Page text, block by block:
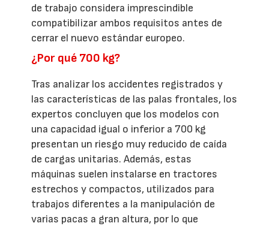
de trabajo considera imprescindible
compatibilizar ambos requisitos antes de
cerrar el nuevo estándar europeo.
¿Por qué 700 kg?
Tras analizar los accidentes registrados y
las características de las palas frontales, los
expertos concluyen que los modelos con
una capacidad igual o inferior a 700 kg
presentan un riesgo muy reducido de caída
de cargas unitarias. Además, estas
máquinas suelen instalarse en tractores
estrechos y compactos, utilizados para
trabajos diferentes a la manipulación de
varias pacas a gran altura, por lo que